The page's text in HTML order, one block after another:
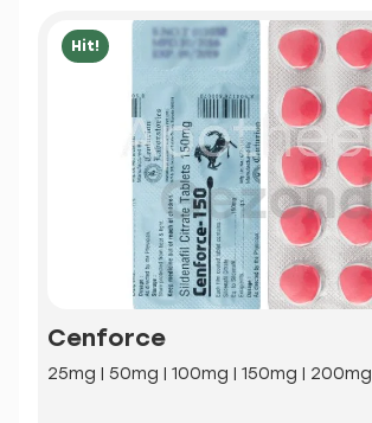
Hit!
Cenforce
25mg | 50mg | 100mg | 150mg | 200mg